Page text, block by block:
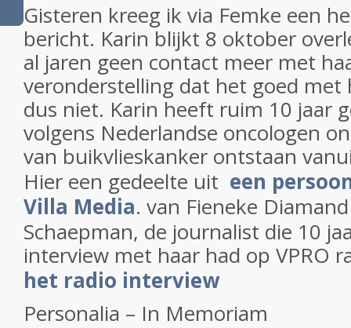
Gisteren kreeg ik via Femke een
bericht. Karin blijkt 8 oktober
al jaren geen contact meer met
veronderstelling dat het goed met
dus niet. Karin heeft ruim 10 jaar
volgens Nederlandse oncologen
van buikvlieskanker ontstaan
Hier een gedeelte uit een
Villa Media. van Fieneke
Schaepman, de journalist die 10
interview met haar had op VPRO
het radio interview
Personalia – In Memoriam